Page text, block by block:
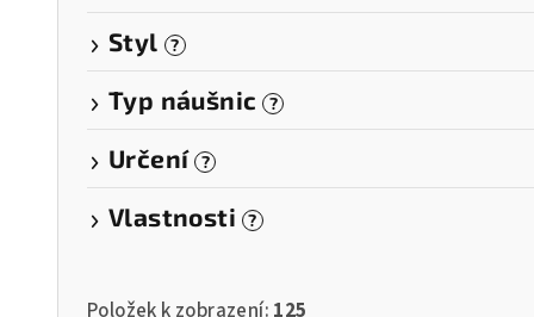
Styl ?
Typ náušnic ?
Určení ?
Vlastnosti ?
Položek k zobrazení: 125